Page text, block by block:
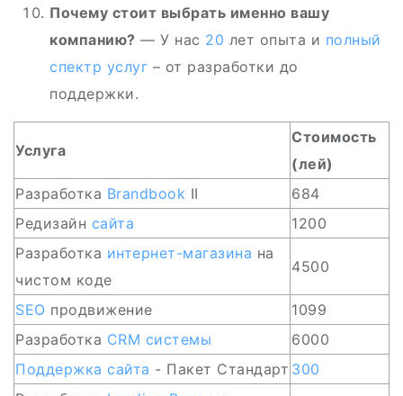
Почему стоит выбрать именно вашу
компанию? — У нас 20 лет опыта и полный
спектр услуг – от разработки до
поддержки.
Услуга
Стоимость
(лей)
Разработка Brandbook II
684
Редизайн сайта
1200
Разработка интернет-магазина на
чистом коде
4500
SEO продвижение
1099
Разработка CRM системы
6000
Поддержка сайта - Пакет Стандарт 300